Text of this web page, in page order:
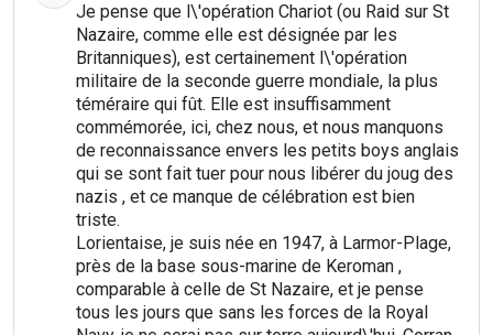
Je pense que l\'opération Chariot (ou Raid sur St
Nazaire, comme elle est désignée par les
Britanniques), est certainement l\'opération
militaire de la seconde guerre mondiale, la plus
téméraire qui fût. Elle est insuffisamment
commémorée, ici, chez nous, et nous manquons
de reconnaissance envers les petits boys anglais
qui se sont fait tuer pour nous libérer du joug des
nazis , et ce manque de célébration est bien
triste.
Lorientaise, je suis née en 1947, à Larmor-Plage,
près de la base sous-marine de Keroman ,
comparable à celle de St Nazaire, et je pense
tous les jours que sans les forces de la Royal